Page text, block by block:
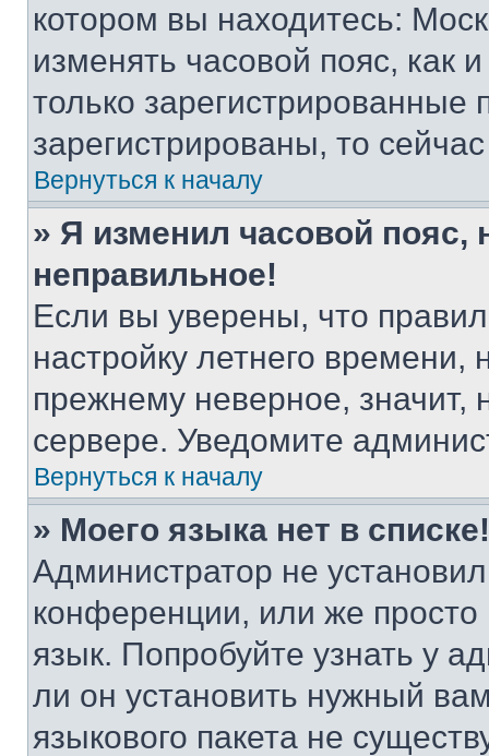
котором вы находитесь:
изменять часовой пояс, как
только
зарегистрированы, то
Вернуться к началу
» Я изменил часовой пояс,
неправильное!
Если вы уверены, что
настройку летнего
прежнему неверное, значит,
сервере. Уведомите
Вернуться к началу
» Моего языка нет в списке!
Администратор не
конференции, или же
язык. Попробуйте узнать у
ли он установить нужный
языкового пакета не